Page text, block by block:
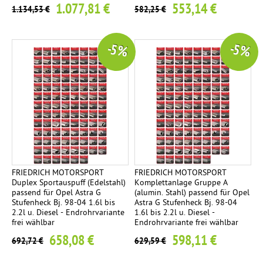
1.134,53 € 1.077,81 € 582,25 € 553,14 €
FRIEDRICH MOTORSPORT
Duplex Sportauspuff (Edelstahl)
passend für Opel Astra G
Stufenheck Bj. 98-04 1.6l bis
2.2l u. Diesel - Endrohrvariante
frei wählbar
692,72 € 658,08 €
-5 %
FRIEDRICH MOTORSPORT
Komplettanlage Gruppe A
(alumin. Stahl) passend für Opel
Astra G Stufenheck Bj. 98-04
1.6l bis 2.2l u. Diesel -
Endrohrvariante frei wählbar
629,59 € 598,11 €
-5 %